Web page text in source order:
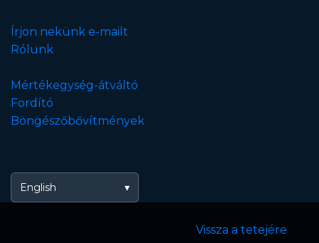
Írjon nekünk e-mailt
Rólunk
Mértékegység-átváltó
Fordító
Böngészőbővítmények
English
Vissza a tetejére